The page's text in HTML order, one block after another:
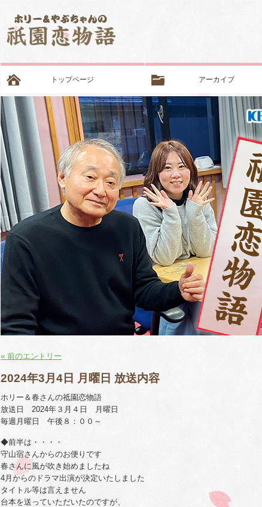
トップページ アーカイブ
« 前のエントリー
2024年3月4日 月曜日 放送内容
ホリー＆春さんの祗園恋物語
放送日 2024年３月４日 月曜日
毎週月曜日 午後８：００～
◆前半は・・・・
守山宿さんからのお便りです
春さんに風が吹き始めましたね
4月からのドラマ出演が決定いたしました
タイトル等は言えません
台本を送っていただいたのですが、